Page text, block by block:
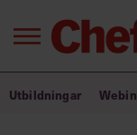
Bra
Utbildningar